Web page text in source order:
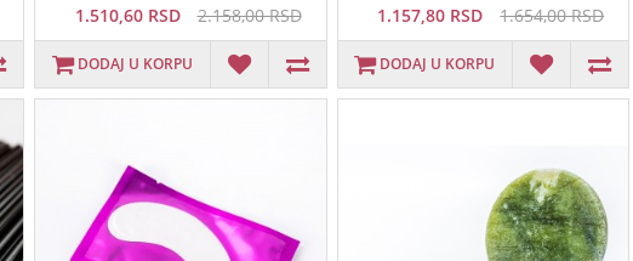
1.510,60 RSD 2.158,00 RSD
DODAJ U KORPU
1.157,80 RSD 1.654,00 RSD
DODAJ U KORPU